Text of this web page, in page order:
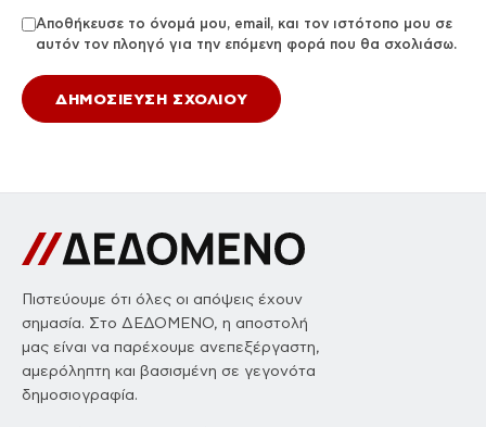
Αποθήκευσε το όνομά μου, email, και τον ιστότοπο μου σε
αυτόν τον πλοηγό για την επόμενη φορά που θα σχολιάσω.
Πιστεύουμε ότι όλες οι απόψεις έχουν
σημασία. Στο ΔΕΔΟΜΕΝΟ, η αποστολή
μας είναι να παρέχουμε ανεπεξέργαστη,
αμερόληπτη και βασισμένη σε γεγονότα
δημοσιογραφία.